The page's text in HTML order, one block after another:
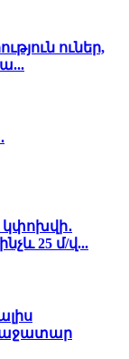
ուներ,
կփոխվի․
25 մ/վ...